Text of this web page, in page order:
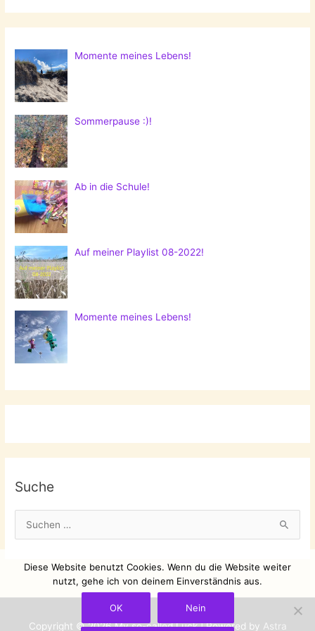
Momente meines Lebens!
Sommerpause :)!
Ab in die Schule!
Auf meiner Playlist 08-2022!
Momente meines Lebens!
Suche
u
e
Copyright © 2026My so-called Luck| Powered by Astra
Diese Website benutzt Cookies. Wenn du die Website weiter
nutzt, gehe ich von deinem Einverständnis aus.
OK Nein